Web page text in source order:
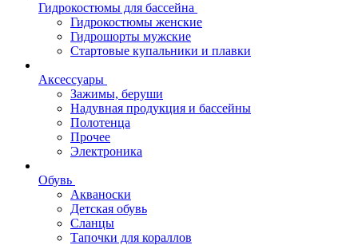
Гидрокостюмы для бассейна
Гидрокостюмы женские
Гидрошорты мужские
Стартовые купальники и плавки
Аксессуары
Зажимы, беруши
Надувная продукция и бассейны
Полотенца
Прочее
Электроника
Обувь
Акваноски
Детская обувь
Сланцы
Тапочки для кораллов